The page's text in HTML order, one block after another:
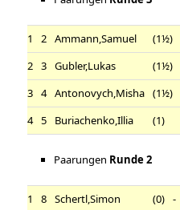
1 2 Ammann,Samuel (1½)
2 3 Gubler,Lukas (1½)
3 4 Antonovych,Misha (1½)
4 5 Buriachenko,Illia (1)
Paarungen Runde 2
1 8 Schertl,Simon (0) -